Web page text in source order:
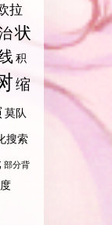
拉
状
积
缩
莫队
搜索
部分背